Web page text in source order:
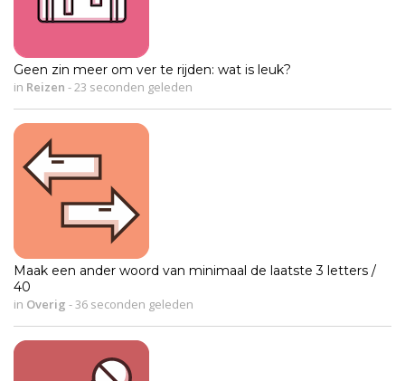
Geen zin meer om ver te rijden: wat is leuk?
in Reizen - 23 seconden geleden
Maak een ander woord van minimaal de laatste 3 letters /
40
in Overig - 36 seconden geleden